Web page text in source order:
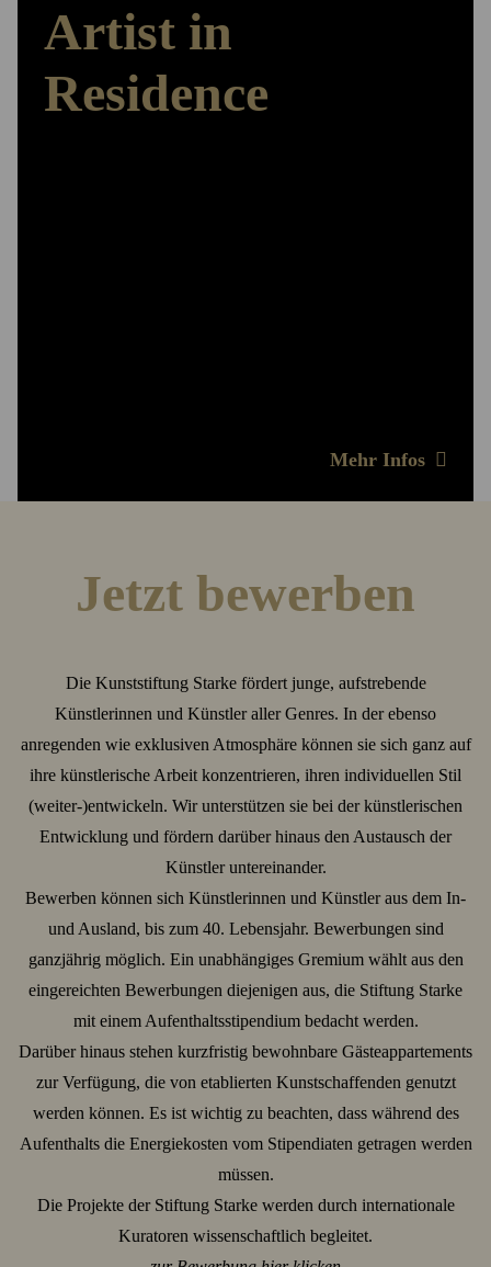
Artist in
Residence
Mehr Infos
Jetzt bewerben
Die Kunststiftung Starke fördert junge, aufstrebende
Künstlerinnen und Künstler aller Genres. In der ebenso
anregenden wie exklusiven Atmosphäre können sie sich ganz auf
ihre künstlerische Arbeit konzentrieren, ihren individuellen Stil
(weiter-)entwickeln. Wir unterstützen sie bei der künstlerischen
Entwicklung und fördern darüber hinaus den Austausch der
Künstler untereinander.
Bewerben können sich Künstlerinnen und Künstler aus dem In-
und Ausland, bis zum 40. Lebensjahr. Bewerbungen sind
ganzjährig möglich. Ein unabhängiges Gremium wählt aus den
eingereichten Bewerbungen diejenigen aus, die Stiftung Starke
mit einem Aufenthaltsstipendium bedacht werden.
Darüber hinaus stehen kurzfristig bewohnbare Gästeappartements
zur Verfügung, die von etablierten Kunstschaffenden genutzt
werden können. Es ist wichtig zu beachten, dass während des
Aufenthalts die Energiekosten vom Stipendiaten getragen werden
müssen.
Die Projekte der Stiftung Starke werden durch internationale
Kuratoren wissenschaftlich begleitet.